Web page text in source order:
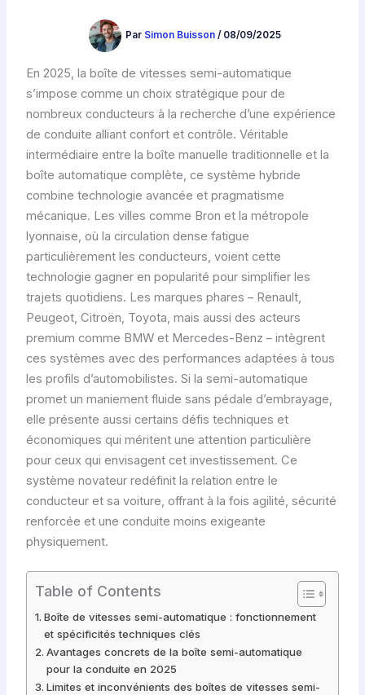
Par Simon Buisson / 08/09/2025
En 2025, la boîte de vitesses semi-automatique
s’impose comme un choix stratégique pour de
nombreux conducteurs à la recherche d’une expérience
de conduite alliant confort et contrôle. Véritable
intermédiaire entre la boîte manuelle traditionnelle et la
boîte automatique complète, ce système hybride
combine technologie avancée et pragmatisme
mécanique. Les villes comme Bron et la métropole
lyonnaise, où la circulation dense fatigue
particulièrement les conducteurs, voient cette
technologie gagner en popularité pour simplifier les
trajets quotidiens. Les marques phares – Renault,
Peugeot, Citroën, Toyota, mais aussi des acteurs
premium comme BMW et Mercedes-Benz – intègrent
ces systèmes avec des performances adaptées à tous
les profils d’automobilistes. Si la semi-automatique
promet un maniement fluide sans pédale d’embrayage,
elle présente aussi certains défis techniques et
économiques qui méritent une attention particulière
pour ceux qui envisagent cet investissement. Ce
système novateur redéfinit la relation entre le
conducteur et sa voiture, offrant à la fois agilité, sécurité
renforcée et une conduite moins exigeante
physiquement.
Table of Contents
Boîte de vitesses semi-automatique : fonctionnement
et spécificités techniques clés
Avantages concrets de la boîte semi-automatique
pour la conduite en 2025
Limites et inconvénients des boîtes de vitesses semi-